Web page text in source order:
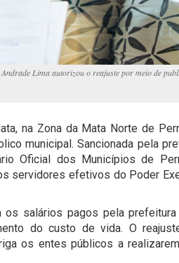
Lima autorizou o reajuste por meio de
na Zona da Mata Norte de
municipal. Sancionada pela
Oficial dos Municípios de
servidores efetivos do Poder
os salários pagos pela
do custo de vida. O
os entes públicos a